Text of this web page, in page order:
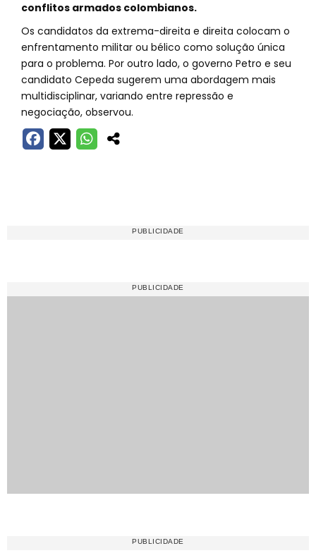
conflitos armados colombianos.
Os candidatos da extrema-direita e direita colocam o
enfrentamento militar ou bélico como solução única
para o problema. Por outro lado, o governo Petro e seu
candidato Cepeda sugerem uma abordagem mais
multidisciplinar, variando entre repressão e
negociação, observou.